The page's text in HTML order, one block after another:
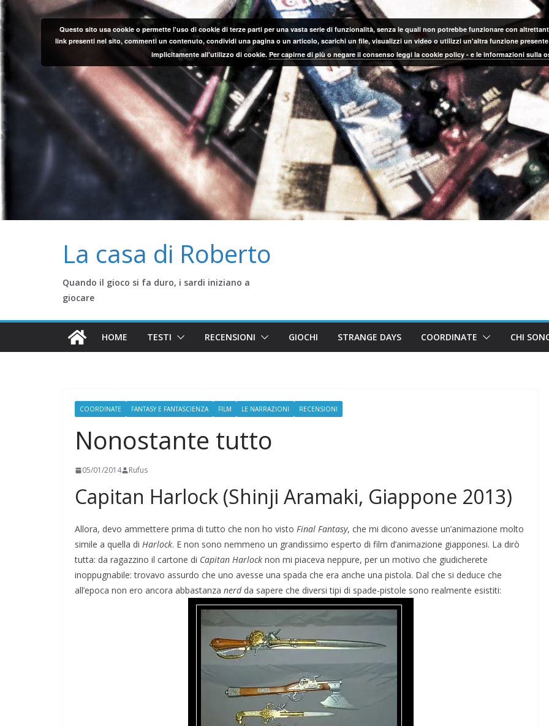
Salta
al
La casa di Roberto
Quando il gioco si fa duro, i sardi iniziano a
giocare
HOME TESTI RECENSIONI GIOCHI STRANGE DAYS COORDINATE CHI
COORDINATE FANTASY E FANTASCIENZA FILM LE NARRAZIONI RECENSIONI
Nonostante tutto
05/01/2014 Rufus
Capitan Harlock (Shinji Aramaki, Giappone 2013)
Allora, devo ammettere prima di tutto che non ho visto Final Fantasy, che mi dicono avesse un’animazione molto
simile a quella di Harlock. E non sono nemmeno un grandissimo esperto di film d’animazione giapponesi. La dirò
tutta: da ragazzino il cartone di Capitan Harlock non mi piaceva neppure, per un motivo che giudicherete
inoppugnabile: trovavo assurdo che uno avesse una spada che era anche una pistola. Dal che si deduce che
all’epoca non ero ancora abbastanza nerdda sapere che diversi tipi di spade-pistole sono realmente esistiti:
Questo sito usa cookie o permette l'uso di cookie di terze parti per una vasta serie di funzionalità, senza le quali non potrebbe funzionare con
link presenti nel sito, commenti un contenuto, condividi una pagina o un articolo, scarichi un file, visualizzi un video o utilizzi un'altra funzione
implicitamente all'utilizzo di cookie. Per capirne di più o negare il consenso leggi la cookie policy - e le informazioni sulla